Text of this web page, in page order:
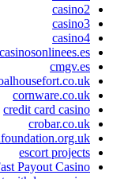
casino2
casino3
casino4
casinosonlinees.es
cmgv.es
cornware.co.uk
credit card casino
crobar.co.uk
escort projects
Payout Casino